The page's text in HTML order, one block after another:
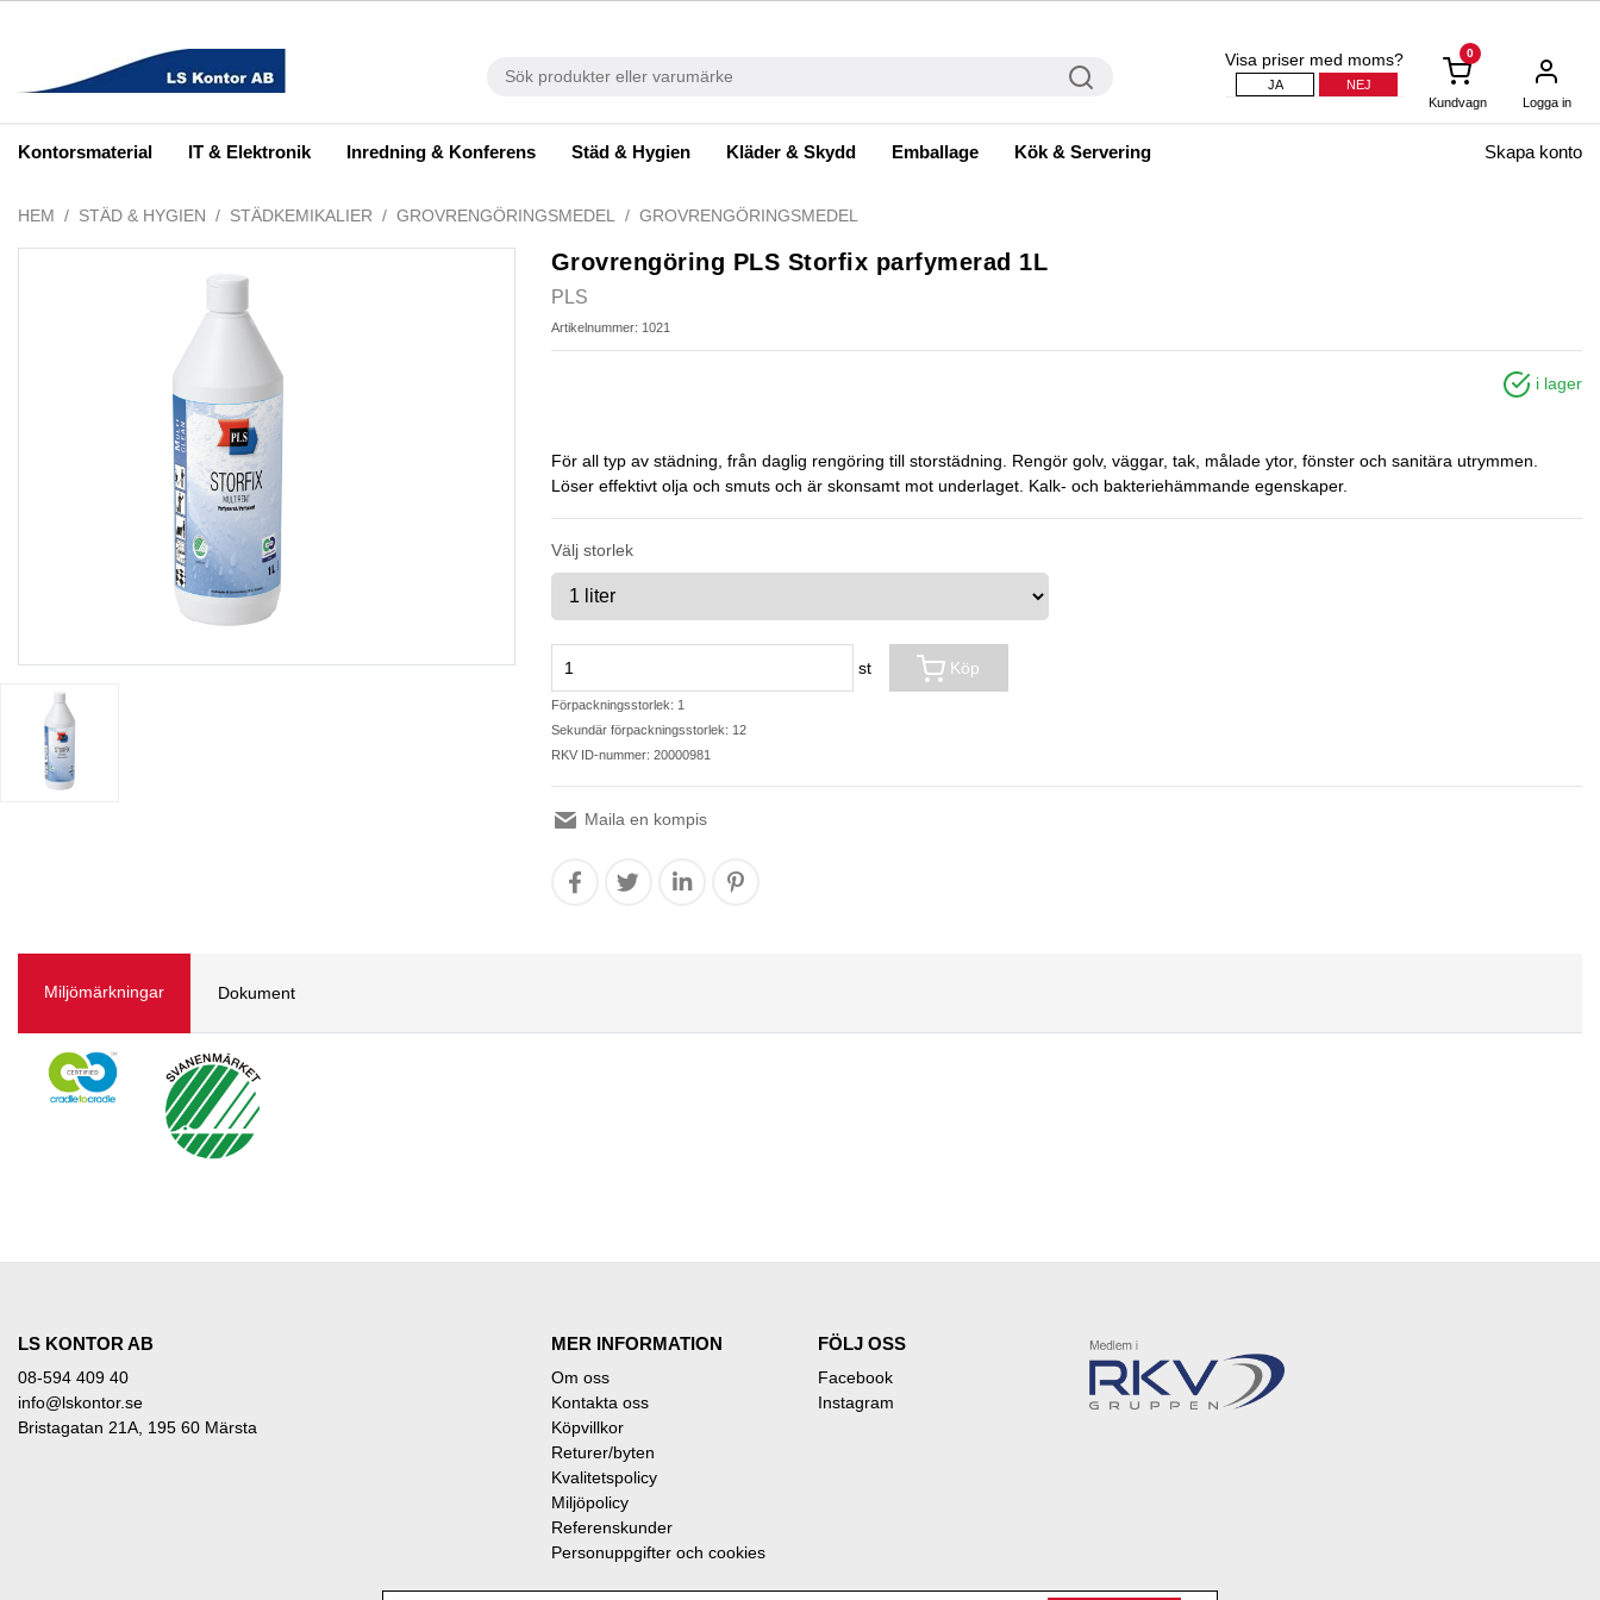
Visa priser med moms?
JA NEJ
0
Kundvagn Logga in
Kontorsmaterial IT & Elektronik Inredning & Konferens Städ & Hygien Kläder & Skydd Emballage Kök & Servering Skapa konto
HEM STÄD & HYGIEN STÄDKEMIKALIER GROVRENGÖRINGSMEDEL GROVRENGÖRINGSMEDEL
Grovrengöring PLS Storfix parfymerad 1L
PLS
Artikelnummer: 1021
i lager
För all typ av städning, från daglig rengöring till storstädning. Rengör golv, väggar, tak, målade ytor, fönster och sanitära utrymmen.
Löser effektivt olja och smuts och är skonsamt mot underlaget. Kalk- och bakteriehämmande egenskaper.
Välj storlek
st
Förpackningsstorlek: 1
Sekundär förpackningsstorlek: 12
RKV ID-nummer: 20000981
Köp
Maila en kompis
Miljömärkningar Dokument
LS KONTOR AB
08-594 409 40
info@lskontor.se
Bristagatan 21A, 195 60 Märsta
MER INFORMATION
Om oss
Kontakta oss
Köpvillkor
Returer/byten
Kvalitetspolicy
Miljöpolicy
Referenskunder
Personuppgifter och cookies
FÖLJ OSS
Facebook
Instagram